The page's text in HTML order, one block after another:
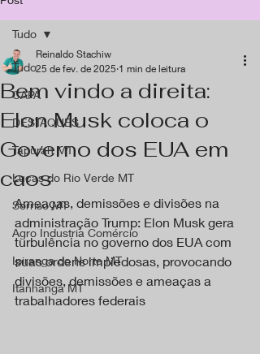
Tudo
CAPA
DESTAQUES
Tapurah MT
Lucas do Rio Verde MT
Sorriso MT
Agro Industria Comércio
Ipiranga do Norte MT
Itanhangá MT
Tudo
Bem vindo a direita:
Elon Musk coloca o
Governo dos EUA em
caos
Reinaldo Stachiw
25 de fev. de 2025 1 min de leitura
Ameaças, demissões e divisões na
administração Trump: Elon Musk gera
turbulência no governo dos EUA com
suas ordens impiedosas, provocando
divisões, demissões e ameaças a
trabalhadores federais